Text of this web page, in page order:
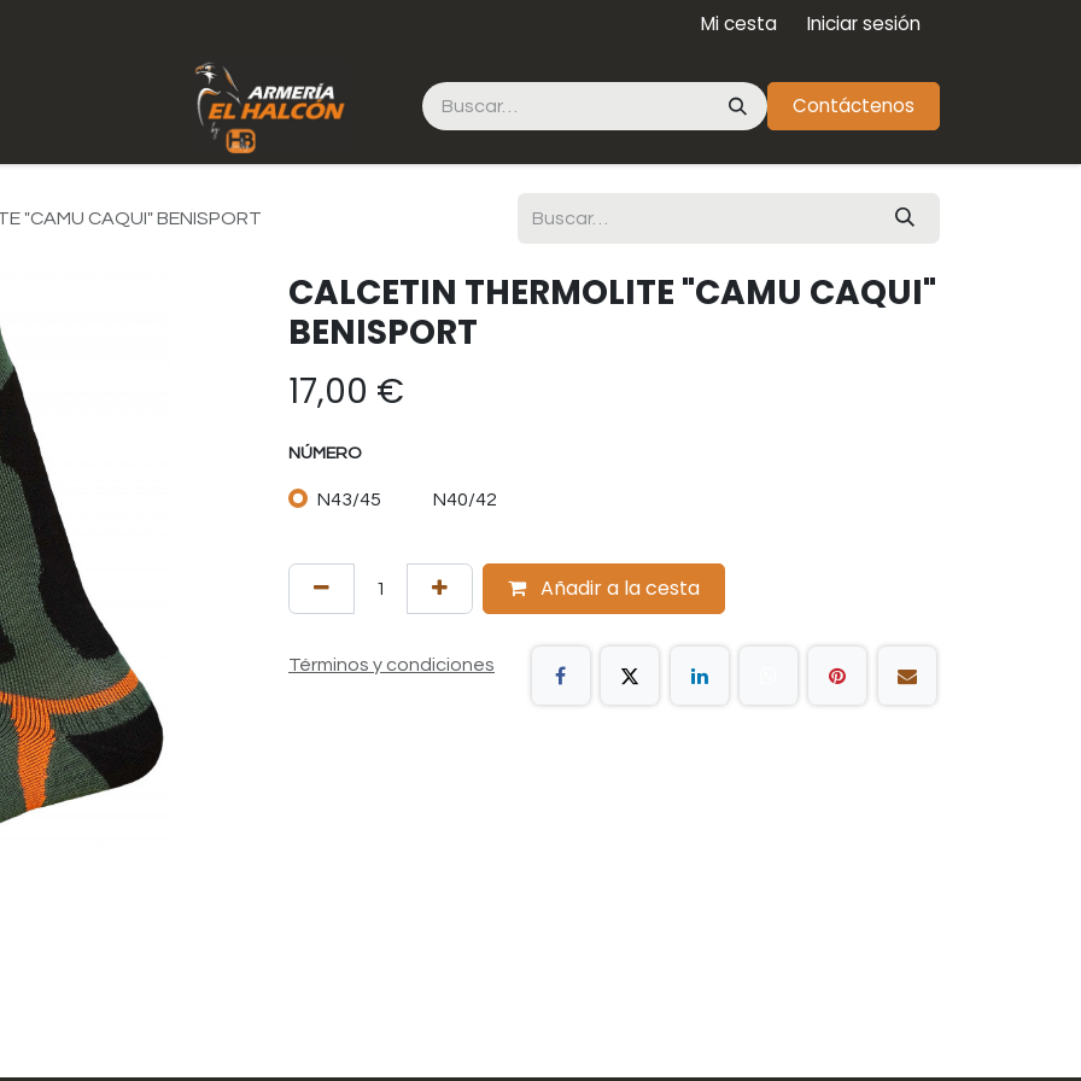
Mi cesta Iniciar sesión
Contáctenos
"CAMU CAQUI" BENISPORT
CALCETIN THERMOLITE "CAMU CAQUI"
BENISPORT
17,00 €
NÚMERO
N43/45 N40/42
Añadir a la cesta
Términos y condiciones